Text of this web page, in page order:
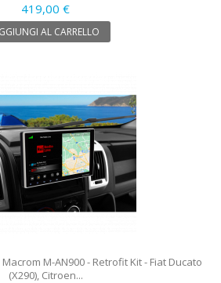
419,00 €
AL CARRELLO
M-AN900 - Retrofit Kit - Fiat Ducato
(X290), Citroen...